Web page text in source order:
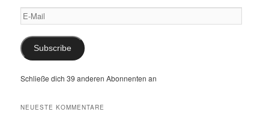
E-
Mail
Subscribe
Schließe dich 39 anderen Abonnenten an
NEUESTE KOMMENTARE